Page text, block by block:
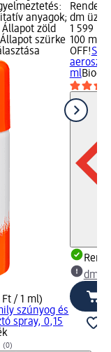
anyagok;
zöld
szürke
Ft / 1 ml)
szúnyog és
spray, 0,15
(0)
dm
1 599 Ft
100 ml
OFF!
aeroszol
ml
dm